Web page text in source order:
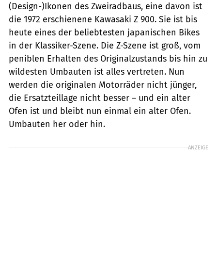
(Design-)Ikonen des Zweiradbaus, eine davon ist
die 1972 erschienene Kawasaki Z 900. Sie ist bis
heute eines der beliebtesten japanischen Bikes
in der Klassiker-Szene. Die Z-Szene ist groß, vom
peniblen Erhalten des Originalzustands bis hin zu
wildesten Umbauten ist alles vertreten. Nun
werden die originalen Motorräder nicht jünger,
die Ersatzteillage nicht besser – und ein alter
Ofen ist und bleibt nun einmal ein alter Ofen.
Umbauten her oder hin.
ANZEIGE